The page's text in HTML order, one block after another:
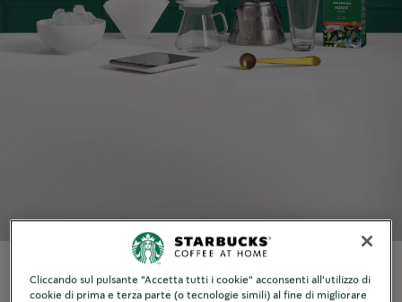
COSA TI SERVE
Cliccando sul pulsante "Accetta tutti i cookie" acconsenti all'utilizzo di
cookie di prima e terza parte (o tecnologie simili) al fine di migliorare